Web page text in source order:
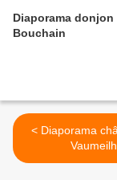
Diaporama
Bouchain
< Diaporama château de
Vaumeilh